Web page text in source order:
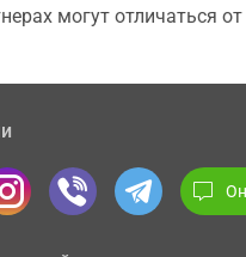
могут отличаться